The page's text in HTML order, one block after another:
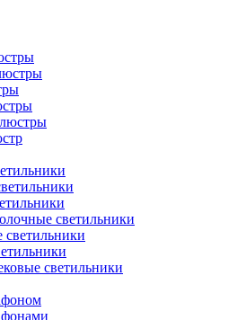
светильники
светильники
светильники